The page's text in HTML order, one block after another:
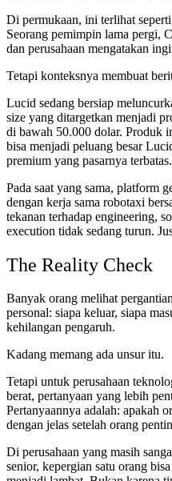
Di permukaan, ini terlihat
Seorang pemimpin lama pergi,
dan perusahaan mengatakan
Tetapi konteksnya membuat
Lucid sedang bersiap
size yang ditargetkan menjadi
di bawah 50.000 dolar. Produk
bisa menjadi peluang besar
premium yang pasarnya terbatas.
Pada saat yang sama, platform
dengan kerja sama robotaxi
tekanan terhadap engineering,
execution tidak sedang turun.
The Reality Check
Banyak orang melihat
personal: siapa keluar, siapa
kehilangan pengaruh.
Kadang memang ada unsur itu.
Tetapi untuk perusahaan
berat, pertanyaan yang lebih
Pertanyaannya adalah: apakah
dengan jelas setelah orang
Di perusahaan yang masih
senior, kepergian satu orang